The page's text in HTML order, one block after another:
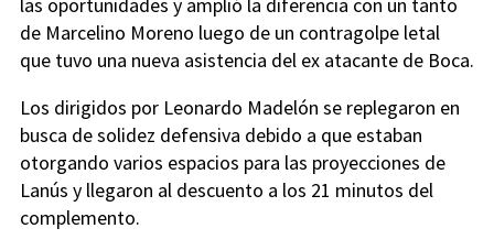
de Marcelino Moreno luego de un contragolpe letal
que tuvo una nueva asistencia del ex atacante de Boca.
Los dirigidos por Leonardo Madelón se replegaron en
busca de solidez defensiva debido a que estaban
otorgando varios espacios para las proyecciones de
Lanús y llegaron al descuento a los 21 minutos del
complemento.